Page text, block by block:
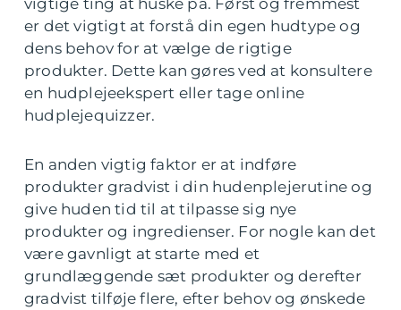
vigtige ting at huske på. Først og fremmest
er det vigtigt at forstå din egen hudtype og
dens behov for at vælge de rigtige
produkter. Dette kan gøres ved at konsultere
en hudplejeekspert eller tage online
hudplejequizzer.
En anden vigtig faktor er at indføre
produkter gradvist i din hudenplejerutine og
give huden tid til at tilpasse sig nye
produkter og ingredienser. For nogle kan det
være gavnligt at starte med et
grundlæggende sæt produkter og derefter
gradvist tilføje flere, efter behov og ønskede